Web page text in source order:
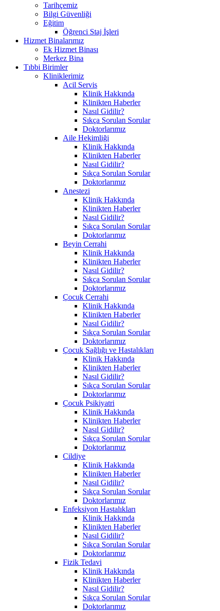
Tarihçemiz
Bilgi Güvenliği
Eğitim
Öğrenci Staj İşleri
Hizmet Binalarımız
Ek Hizmet Binası
Merkez Bina
Tıbbi Birimler
Kliniklerimiz
Acil Servis
Klinik Hakkında
Klinikten Haberler
Nasıl Gidilir?
Sıkça Sorulan Sorular
Doktorlarımız
Aile Hekimliği
Klinik Hakkında
Klinikten Haberler
Nasıl Gidilir?
Sıkça Sorulan Sorular
Doktorlarımız
Anestezi
Klinik Hakkında
Klinikten Haberler
Nasıl Gidilir?
Sıkça Sorulan Sorular
Doktorlarımız
Beyin Cerrahi
Klinik Hakkında
Klinikten Haberler
Nasıl Gidilir?
Sıkça Sorulan Sorular
Doktorlarımız
Çocuk Cerrahi
Klinik Hakkında
Klinikten Haberler
Nasıl Gidilir?
Sıkça Sorulan Sorular
Doktorlarımız
Çocuk Sağlığı ve Hastalıkları
Klinik Hakkında
Klinikten Haberler
Nasıl Gidilir?
Sıkça Sorulan Sorular
Doktorlarımız
Çocuk Psikiyatri
Klinik Hakkında
Klinikten Haberler
Nasıl Gidilir?
Sıkça Sorulan Sorular
Doktorlarımız
Cildiye
Klinik Hakkında
Klinikten Haberler
Nasıl Gidilir?
Sıkça Sorulan Sorular
Doktorlarımız
Enfeksiyon Hastalıkları
Klinik Hakkında
Klinikten Haberler
Nasıl Gidilir?
Sıkça Sorulan Sorular
Doktorlarımız
Fizik Tedavi
Klinik Hakkında
Klinikten Haberler
Nasıl Gidilir?
Sıkça Sorulan Sorular
Doktorlarımız